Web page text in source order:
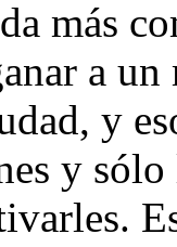
más
a
y
y